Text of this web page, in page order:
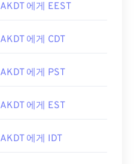
AKDT 에게 EEST
AKDT 에게 CDT
AKDT 에게 PST
AKDT 에게 EST
AKDT 에게 IDT